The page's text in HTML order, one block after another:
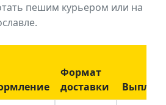
пешим курьером или на
Формат
доставки